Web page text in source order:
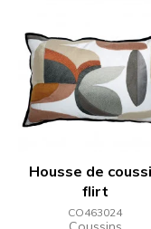
Housse de
flirt
CO463024